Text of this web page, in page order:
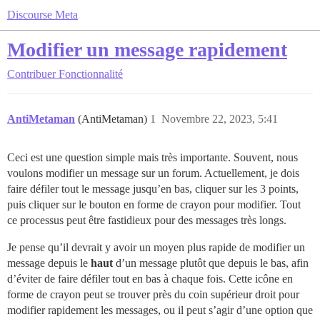
Discourse Meta
Modifier un message rapidement
Contribuer Fonctionnalité
AntiMetaman (AntiMetaman) Novembre 22, 2023, 5:41
1
Ceci est une question simple mais très importante. Souvent, nous
voulons modifier un message sur un forum. Actuellement, je dois
faire défiler tout le message jusqu’en bas, cliquer sur les 3 points,
puis cliquer sur le bouton en forme de crayon pour modifier. Tout
ce processus peut être fastidieux pour des messages très longs.
Je pense qu’il devrait y avoir un moyen plus rapide de modifier un
message depuis le haut d’un message plutôt que depuis le bas, afin
d’éviter de faire défiler tout en bas à chaque fois. Cette icône en
forme de crayon peut se trouver près du coin supérieur droit pour
modifier rapidement les messages, ou il peut s’agir d’une option que